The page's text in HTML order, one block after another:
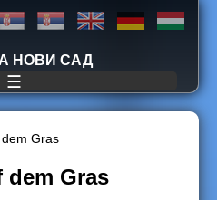
navigation
НОВИ САД
☰
Gras
dem Gras